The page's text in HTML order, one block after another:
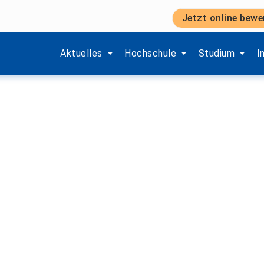
Jetzt online
Aktuelles
Zeige Menü-Unterpunkte von 'Aktuelles'.
Hochschule
Zeige Menü-Unterpunkte von
Studium
Zeige Menü-
Get-Together)